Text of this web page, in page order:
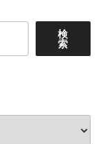
検
索